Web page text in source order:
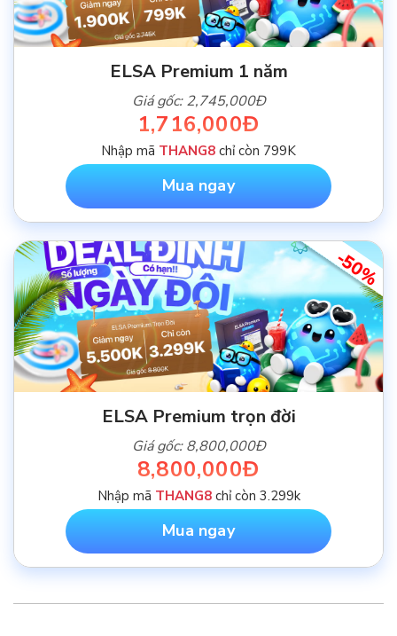
ELSA Premium 1 năm
Giá gốc: 2,745,000Đ
1,716,000Đ
Nhập mã THANG8 chỉ còn 799K
Mua ngay
-50%
ELSA Premium trọn đời
Giá gốc: 8,800,000Đ
8,800,000Đ
Nhập mã THANG8chỉ còn 3.299k
Mua ngay